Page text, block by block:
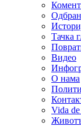
Тачка
Видео
О нама
Vida